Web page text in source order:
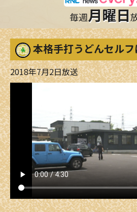
毎週月曜日
本格手打うどんセル
2018年7月2日放送